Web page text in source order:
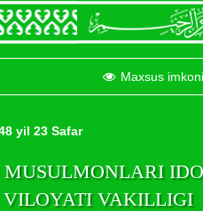
Maxsus
yil 23 Safar
MUSULMONLARI
VAKILLIGI